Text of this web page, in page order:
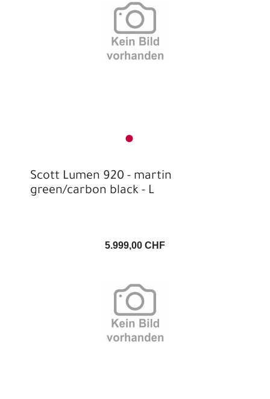
Scott Lumen 920 - martin
green/carbon black - L
5.999,00 CHF